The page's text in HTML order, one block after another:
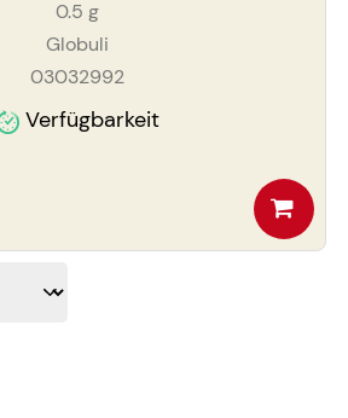
0.5 g
Globuli
03032992
Verfügbarkeit